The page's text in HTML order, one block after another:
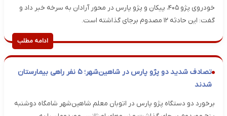
خودروی پژو ۴۰۵، پیکان و پژو پارس در محور آرادان به سرخه خبر داد و
گفت: این حادثه ۱۲ مصدوم برجای گذاشته است.
ادامه مطلب
تصادف شدید دو پژو پارس در شاهین‌شهر؛ ۵ نفر راهی بیمارستان
شدند
برخورد دو دستگاه پژو پارس در اتوبان معلم شاهین‌شهر شامگاه دوشنبه